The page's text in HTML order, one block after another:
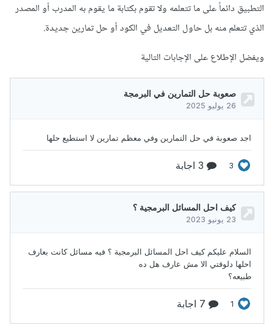
التطبيق دائماً على ما تتعلمه ولا تقوم بكتابة ما يقوم به المدرب أو المصدر
الذي تتعلم منه بل حاول التعديل في الكود أو حل تمارين جديدة.
ويفضل الإطلاع على الإجابات التالية